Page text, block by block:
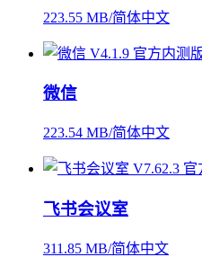
223.55 MB/简体中文
微信
223.54 MB/简体中文
飞书会议室
311.85 MB/简体中文